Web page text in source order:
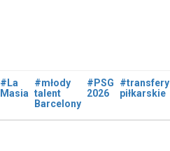
#La
Masia
#młody
talent
Barcelony
#PSG
2026
#transfery
piłkarskie